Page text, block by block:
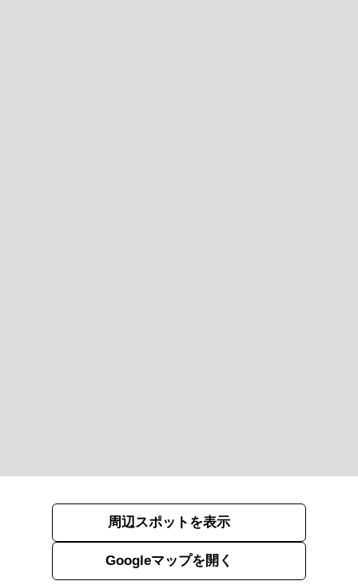
周辺スポットを表示
Googleマップを開く